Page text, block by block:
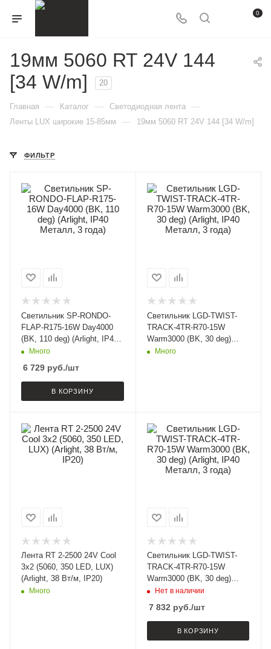
0
19мм 5060 RT 24V 144
[34 W/m]
20
Главная — Каталог — Светодиодная лента —
Ленты LUX широкие 15-85мм — 19мм 5060 RT 24V 144 [34 W/m]
ФИЛЬТР
Светильник SP-RONDO-
FLAP-R175-16W Day4000
(BK, 110 deg) (Arlight, IP40
Металл, 3 года)
Много
6 729 руб./шт
В КОРЗИНУ
Светильник LGD-TWIST-
TRACK-4TR-R70-15W
Warm3000 (BK, 30 deg)
(Arlight, IP40 Металл, 3
Много
Лента RT 2-2500 24V Cool
3x2 (5060, 350 LED, LUX)
(Arlight, 38 Вт/м, IP20)
Много
Светильник LGD-TWIST-
TRACK-4TR-R70-15W
Warm3000 (BK, 30 deg)
(Arlight, IP40 Металл, 3
Нет в наличии
7 832 руб./шт
В КОРЗИНУ